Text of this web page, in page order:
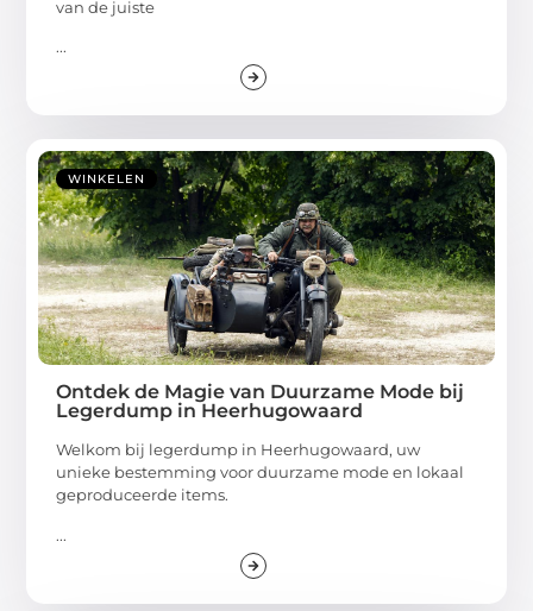
van de juiste
...
WINKELEN
Ontdek de Magie van Duurzame Mode bij
Legerdump in Heerhugowaard
Welkom bij legerdump in Heerhugowaard, uw
unieke bestemming voor duurzame mode en lokaal
geproduceerde items.
...